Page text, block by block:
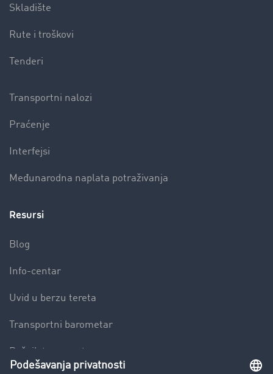
Skladište
Rute i troškovi
Tenderi
Transportni nalozi
Praćenje
Interfejsi
Međunarodna naplata potraživanja
Resursi
Blog
Info-centar
Uvid u berzu tereta
Transportni barometar
Rečnik transporta